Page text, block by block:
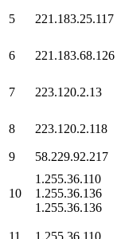
5 221.183.25.117
6 221.183.68.126
7 223.120.2.13
8 223.120.2.118
9 58.229.92.217
10
1.255.36.110
1.255.36.136
1.255.36.136